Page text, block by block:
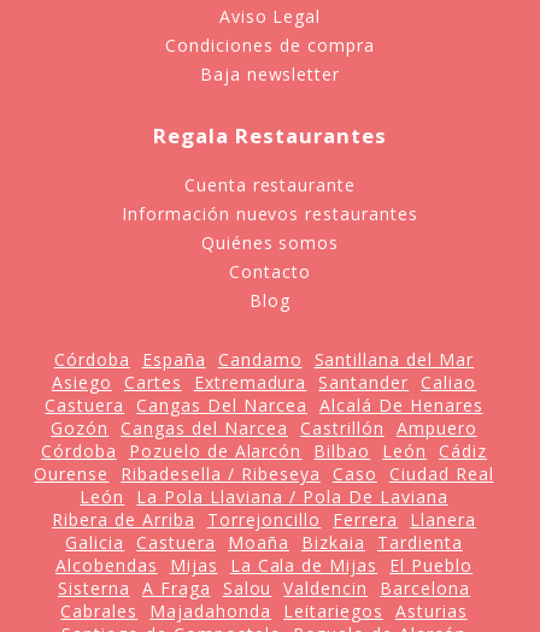
Aviso Legal
Condiciones de compra
Baja newsletter
Regala Restaurantes
Cuenta restaurante
Información nuevos restaurantes
Quiénes somos
Contacto
Blog
Córdoba España Candamo
Santillana del Mar
Asiego
Cartes Extremadura Santander
Caliao
Castuera
Cangas Del Narcea
Alcalá De Henares
Gozón
Cangas del Narcea Castrillón
Ampuero
Córdoba
Pozuelo de Alarcón Bilbao León
Cádiz
Ourense
Ribadesella / Ribeseya Caso
Ciudad Real
León
La Pola Llaviana / Pola De Laviana
Ribera de Arriba
Torrejoncillo Ferrera
Llanera
Galicia
Castuera Moaña Bizkaia
Tardienta
Alcobendas
Mijas La Cala de Mijas
El Pueblo
Sisterna
A Fraga Salou Valdencin
Barcelona
Cabrales
Majadahonda Leitariegos
Asturias